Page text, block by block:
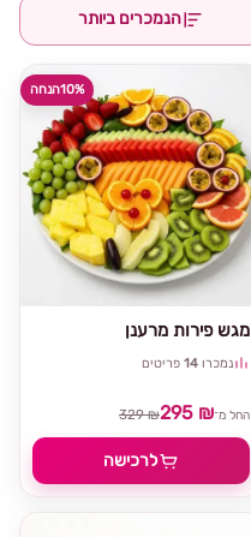
הנמכרים ביותר
10%הנחה
מגש פירות מרענן
נמכרו 14 פריטים
החל מ־295 ₪
329 ₪
לרכישה